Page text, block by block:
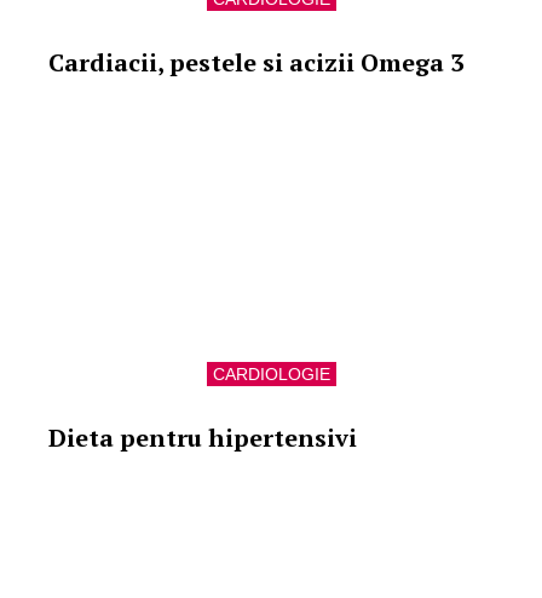
Cardiacii, pestele si acizii Omega 3
CARDIOLOGIE
Dieta pentru hipertensivi